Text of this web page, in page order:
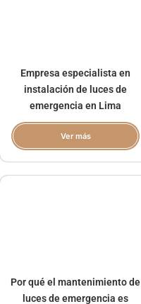
Empresa especialista en
instalación de luces de
emergencia en Lima
Ver más
Por qué el mantenimiento de
luces de emergencia es